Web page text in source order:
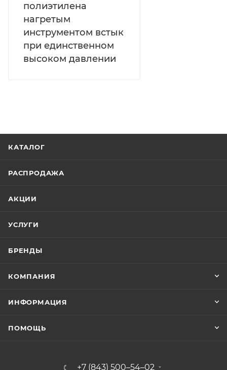
полиэтилена
нагретым
инструментом встык
при единственном
высоком давлении
КАТАЛОГ
РАСПРОДАЖА
АКЦИИ
УСЛУГИ
БРЕНДЫ
КОМПАНИЯ
ИНФОРМАЦИЯ
ПОМОЩЬ
+7 (843) 500–54–02